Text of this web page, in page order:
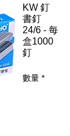
KW 釘
書釘
24/6 - 每
盒1000
釘
數量 *